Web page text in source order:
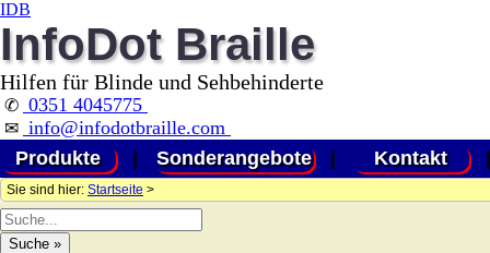
IDB
InfoDot Braille
Hilfen für Blinde und Sehbehinderte
✆ 0351 4045775
✉ info@infodotbraille.com
Produkte
Sonderangebote Kontakt
Sie sind hier: Startseite >